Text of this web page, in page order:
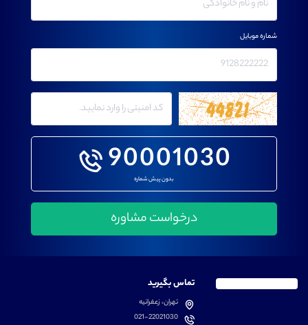
90001030
بدون پیش شماره
شماره موبایل
تماس بگیرید
تهران، زعفرانیه
021-22021030